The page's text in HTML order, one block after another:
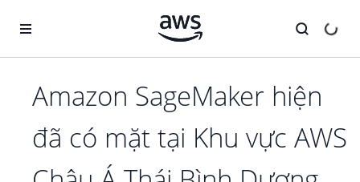
Amazon SageMaker hiện
đã có mặt tại Khu vực AWS